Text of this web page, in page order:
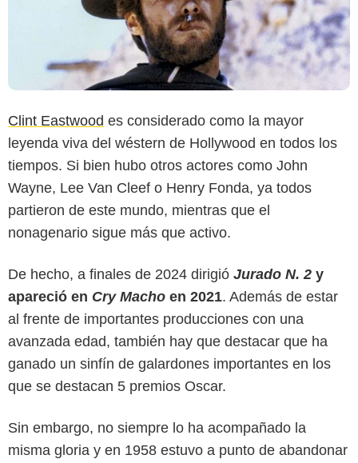
Clint Eastwood es considerado como la mayor
leyenda viva del wéstern de Hollywood en todos los
tiempos. Si bien hubo otros actores como John
Wayne, Lee Van Cleef o Henry Fonda, ya todos
partieron de este mundo, mientras que el
nonagenario sigue más que activo.
De hecho, a finales de 2024 dirigió Jurado N. 2 y
apareció en Cry Macho en 2021. Además de estar
al frente de importantes producciones con una
avanzada edad, también hay que destacar que ha
ganado un sinfín de galardones importantes en los
que se destacan 5 premios Oscar.
Sin embargo, no siempre lo ha acompañado la
misma gloria y en 1958 estuvo a punto de abandonar
CBS